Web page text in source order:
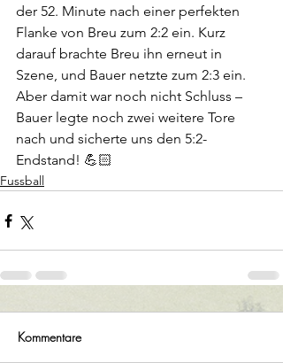
der 52. Minute nach einer perfekten
Flanke von Breu zum 2:2 ein. Kurz
darauf brachte Breu ihn erneut in
Szene, und Bauer netzte zum 2:3 ein.
Aber damit war noch nicht Schluss –
Bauer legte noch zwei weitere Tore
nach und sicherte uns den 5:2-
Endstand! 💪🏻
Fussball
Kommentare